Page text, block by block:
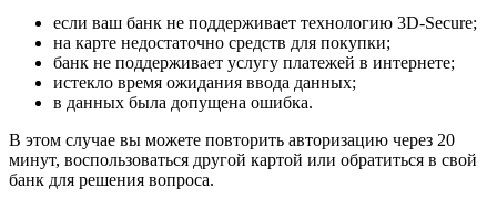
если ваш банк не поддерживает технологию 3D-Secure;
на карте недостаточно средств для покупки;
банк не поддерживает услугу платежей в интернете;
истекло время ожидания ввода данных;
в данных была допущена ошибка.
В этом случае вы можете повторить авторизацию через 20
минут, воспользоваться другой картой или обратиться в свой
банк для решения вопроса.